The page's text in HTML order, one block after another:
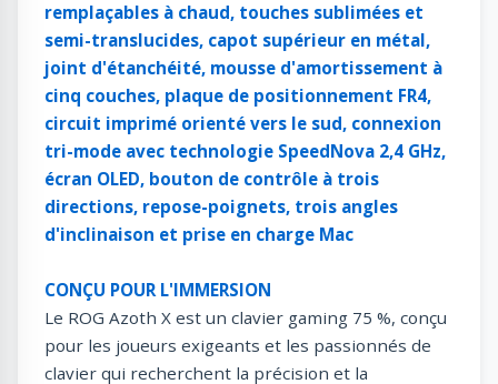
remplaçables à chaud, touches sublimées et
semi-translucides, capot supérieur en métal,
joint d'étanchéité, mousse d'amortissement à
cinq couches, plaque de positionnement FR4,
circuit imprimé orienté vers le sud, connexion
tri-mode avec technologie SpeedNova 2,4 GHz,
écran OLED, bouton de contrôle à trois
directions, repose-poignets, trois angles
d'inclinaison et prise en charge Mac
CONÇU POUR L'IMMERSION
Le ROG Azoth X est un clavier gaming 75 %, conçu
pour les joueurs exigeants et les passionnés de
clavier qui recherchent la précision et la